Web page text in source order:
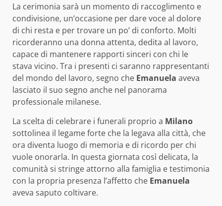
La cerimonia sarà un momento di raccoglimento e
condivisione, un’occasione per dare voce al dolore
di chi resta e per trovare un po’ di conforto. Molti
ricorderanno una donna attenta, dedita al lavoro,
capace di mantenere rapporti sinceri con chi le
stava vicino. Tra i presenti ci saranno rappresentanti
del mondo del lavoro, segno che Emanuela aveva
lasciato il suo segno anche nel panorama
professionale milanese.
La scelta di celebrare i funerali proprio a Milano
sottolinea il legame forte che la legava alla città, che
ora diventa luogo di memoria e di ricordo per chi
vuole onorarla. In questa giornata così delicata, la
comunità si stringe attorno alla famiglia e testimonia
con la propria presenza l’affetto che Emanuela
aveva saputo coltivare.